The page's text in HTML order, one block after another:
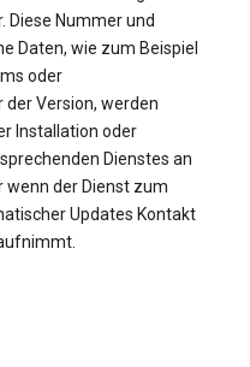
Diese Nummer und
Daten, wie zum Beispiel
oder
Version, werden
Installation oder
Dienstes an
wenn der Dienst zum
Updates Kontakt